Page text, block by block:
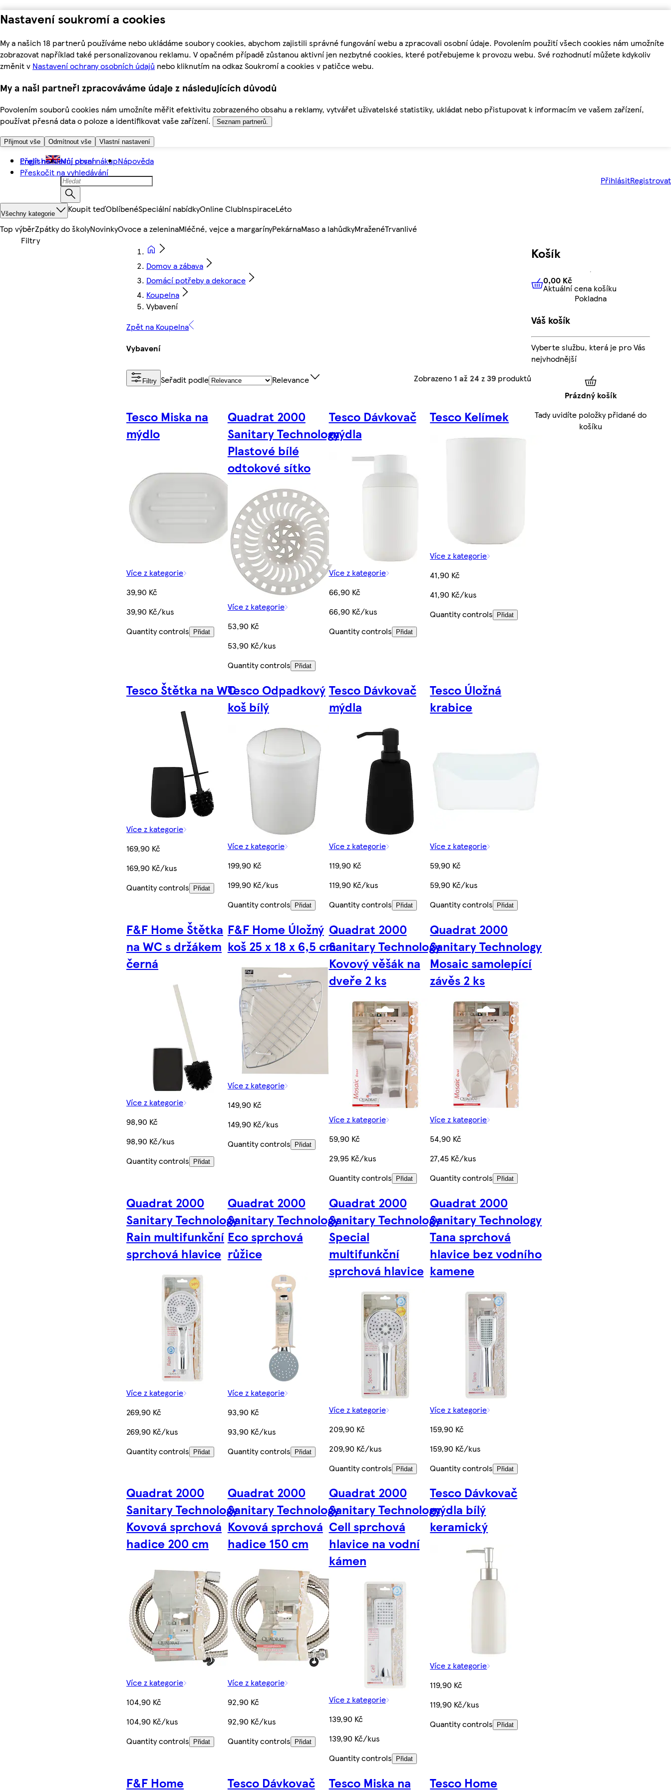
Nastavení soukromí a cookies
My a našich 18 partnerů používáme nebo ukládáme soubory cookies, abychom zajistili správné fungování webu a zpracovali osobní údaje. Povolením použití všech cookies nám umožníte
zobrazovat například také personalizovanou reklamu. V opačném případě zůstanou aktivní jen nezbytné cookies, které potřebujeme k provozu webu. Své rozhodnutí můžete kdykoliv
změnit v Nastavení ochrany osobních údajů nebo kliknutím na odkaz Soukromí a cookies v patičce webu.
My a naši partneři zpracováváme údaje z následujících důvodů
Povolením souborů cookies nám umožníte měřit efektivitu zobrazeného obsahu a reklamy, vytvářet uživatelské statistiky, ukládat nebo přistupovat k informacím ve vašem zařízení,
používat přesná data o poloze a identifikovat vaše zařízení.
Seznam partnerů.
Přijmout vše Odmítnout vše Vlastní nastavení
Přejít na hlavní obsah
Přeskočit na vyhledávání
English Můj první nákupNápověda
PřihlásitRegistrovat
Všechny kategorie Koupit teďOblíbenéSpeciální nabídkyOnline ClubInspiraceLéto
Top výběrZpátky do školyNovinkyOvoce a zeleninaMléčné, vejce a margarínyPekárnaMaso a lahůdkyMraženéTrvanlivé
Domov a zábava
Domácí potřeby a dekorace
Koupelna
Vybavení
Zpět na Koupelna
Vybavení
Filtry Seřadit podle Relevance Zobrazeno 1 až 24 z39 produktů
Tesco Miska na
mýdlo
Více z kategorie
39,90 Kč
39,90 Kč/kus
Quantity controls
Přidat
Quadrat 2000
Sanitary Technology
Plastové bílé
odtokové sítko
Více z kategorie
53,90 Kč
53,90 Kč/kus
Quantity controls
Přidat
Tesco Dávkovač
mýdla
Více z kategorie
66,90 Kč
66,90 Kč/kus
Quantity controls
Přidat
Tesco Kelímek
Více z kategorie
41,90 Kč
41,90 Kč/kus
Quantity controls
Přidat
Tesco Štětka na WC
Více z kategorie
169,90 Kč
169,90 Kč/kus
Quantity controls
Přidat
Tesco Odpadkový
koš bílý
Více z kategorie
199,90 Kč
199,90 Kč/kus
Quantity controls
Přidat
Tesco Dávkovač
mýdla
Více z kategorie
119,90 Kč
119,90 Kč/kus
Quantity controls
Přidat
Tesco Úložná
krabice
Více z kategorie
59,90 Kč
59,90 Kč/kus
Quantity controls
Přidat
F&F Home Štětka
na WC s držákem
černá
Více z kategorie
98,90 Kč
98,90 Kč/kus
Quantity controls Přidat
F&F Home Úložný
koš 25 x 18 x 6,5 cm
Více z kategorie
149,90 Kč
149,90 Kč/kus
Quantity controls
Přidat
Quadrat 2000
Sanitary Technology
Kovový věšák na
dveře 2 ks
Více z kategorie
59,90 Kč
29,95 Kč/kus
Quantity controls
Přidat
Quadrat 2000
Sanitary Technology
Mosaic samolepící
závěs 2 ks
Více z kategorie
54,90 Kč
27,45 Kč/kus
Quantity controls Přidat
Quadrat 2000
Sanitary Technology
Rain multifunkční
sprchová hlavice
Více z kategorie
269,90 Kč
269,90 Kč/kus
Quantity controls Přidat
Quadrat 2000
Sanitary Technology
Eco sprchová
růžice
Více z kategorie
93,90 Kč
93,90 Kč/kus
Quantity controls
Přidat
Quadrat 2000
Sanitary Technology
Special
multifunkční
sprchová hlavice
Více z kategorie
209,90 Kč
209,90 Kč/kus
Quantity controls
Přidat
Quadrat 2000
Sanitary Technology
Tana sprchová
hlavice bez vodního
kamene
Více z kategorie
159,90 Kč
159,90 Kč/kus
Quantity controls Přidat
Quadrat 2000
Sanitary Technology
Kovová sprchová
hadice 200 cm
Více z kategorie
104,90 Kč
104,90 Kč/kus
Quantity controls
Přidat
Quadrat 2000
Sanitary Technology
Kovová sprchová
hadice 150 cm
Více z kategorie
92,90 Kč
92,90 Kč/kus
Quantity controls
Přidat
Quadrat 2000
Sanitary Technology
Cell sprchová
hlavice na vodní
kámen
Více z kategorie
139,90 Kč
139,90 Kč/kus
Quantity controls
Přidat
Tesco Dávkovač
mýdla bílý
keramický
Více z kategorie
119,90 Kč
119,90 Kč/kus
Quantity controls
Přidat
F&F Home Tesco Dávkovač Tesco Miska na Tesco Home
Košík
0,00 KčAktuální cena košíku
0,00 Kč
Aktuální cena košíku
Pokladna
Váš košík
Vyberte službu, která je pro Vás
nejvhodnější
Prázdný košík
Tady uvidíte položky přidané do
košíku